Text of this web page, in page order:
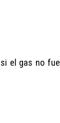
el gas no